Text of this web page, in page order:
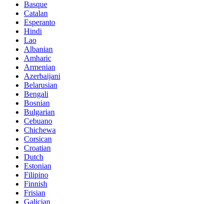
Basque
Catalan
Esperanto
Hindi
Lao
Albanian
Amharic
Armenian
Azerbaijani
Belarusian
Bengali
Bosnian
Bulgarian
Cebuano
Chichewa
Corsican
Croatian
Dutch
Estonian
Filipino
Finnish
Frisian
Galician